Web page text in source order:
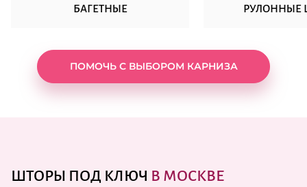
БАГЕТНЫЕ РУЛОННЫЕ
ПОМОЧЬ С ВЫБОРОМ КАРНИЗА
ШТОРЫ ПОД КЛЮЧ В МОСКВЕ